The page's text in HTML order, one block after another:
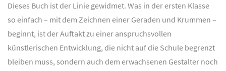
Dieses Buch ist der Linie gewidmet. Was in der ersten Klasse
so einfach – mit dem Zeichnen einer Geraden und Krummen –
beginnt, ist der Auftakt zu einer anspruchsvollen
künstlerischen Entwicklung, die nicht auf die Schule begrenzt
bleiben muss, sondern auch dem erwachsenen Gestalter noch